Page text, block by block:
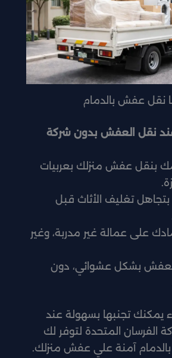
نقل عفش بالدمام
نقل العفش بدون شركة
بنقل عفش منزلك بعربيات
تغليف الأثاث قبل
على عمالة غير مدربة، وغير
بشكل عشوائي، دون
يمكنك تجنبها بسهولة عند
الفرسان المتحدة لتوفر لك
آمنة علي عفش منزلك.